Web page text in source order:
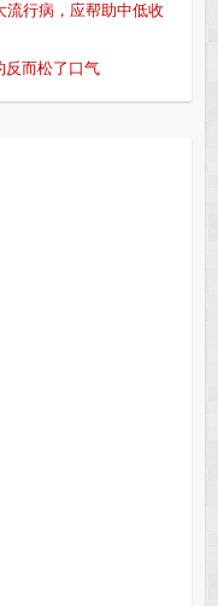
流行病，应帮助中低收
反而松了口气